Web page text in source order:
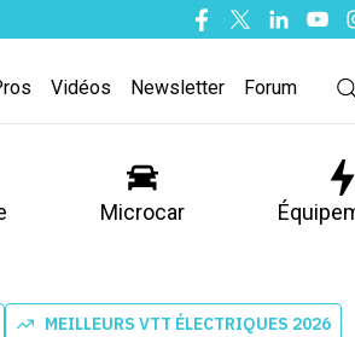
Facebook
TwitterLinkedin
Vidéos Newsletter Forum
Microcar
MEILLEURS VTT ÉLECTRIQUES 2026